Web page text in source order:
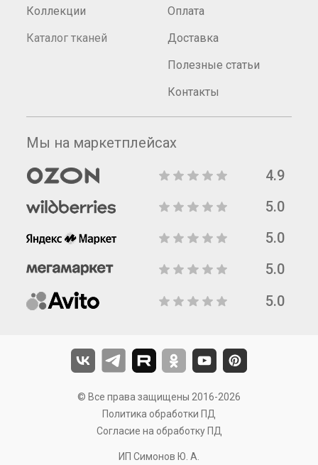
Коллекции
Каталог тканей
Оплата
Доставка
Полезные статьи
Контакты
Мы на маркетплейсах
4.9
5.0
5.0
5.0
5.0
© Все права защищены 2016-2026
Политика обработки ПД
Согласие на обработку ПД
ИП Симонов Ю. А.